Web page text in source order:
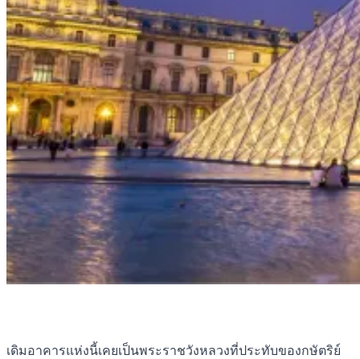
เดิมอาคารแห่งนี้เคยเป็นพระราชวังหลวงที่ประทับของกษัตริย์